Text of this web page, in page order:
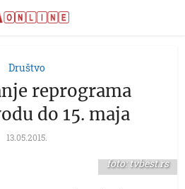
Društvo
reprograma
do 15. maja
13.05.2015.
foto: tvbest.rs